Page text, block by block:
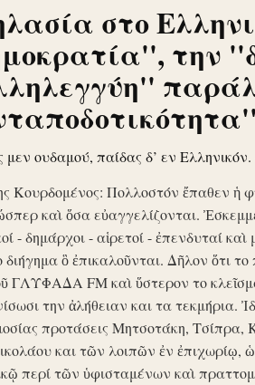
στο
την
μεν ουδαμού, παίδας δ’ εν
Κουρδομένος: Πολλοστόν ἔπαθεν ἡ
καὶ ὅσα εὐαγγελίζονται.
- δημάρχοι - αἱρετοί - ἐπενδυταί
διήγημα ὃ ἐπικαλοῦνται. Δῆλον ὅτι
ΓΛΥΦΑΔΑ FM καὶ ὕστερον το
την ἀλήθειαν και τα τεκμήρια.
προτάσεις Μητσοτάκη,
και τῶν λοιπῶν ἐν ἐπιχωρίῳ,
περί τῶν ὑφισταμένων καὶ